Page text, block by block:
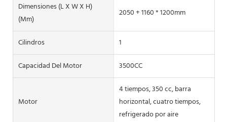
Dimensiones (L X W X H)
(mm)
2050 + 1160 * 1200mm
Cilindros
1
Capacidad Del Motor
3500CC
Motor
4 tiempos, 350 cc, barra
horizontal, cuatro tiempos,
refrigerado por aire